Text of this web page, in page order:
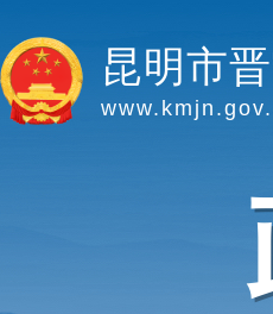
昆明市